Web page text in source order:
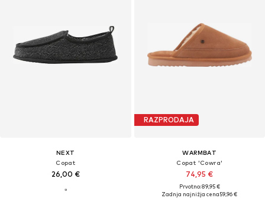
NEXT
Copat
26,00 €
RAZPRODAJA
WARMBAT
Copat 'Cowra'
74,95 €
Prvotno: 89,95 €
Zadnja najnižja cena59,96 €